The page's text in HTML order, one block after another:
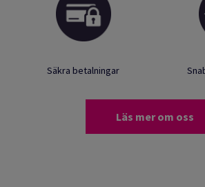
Säkra betalningar
Läs mer om oss